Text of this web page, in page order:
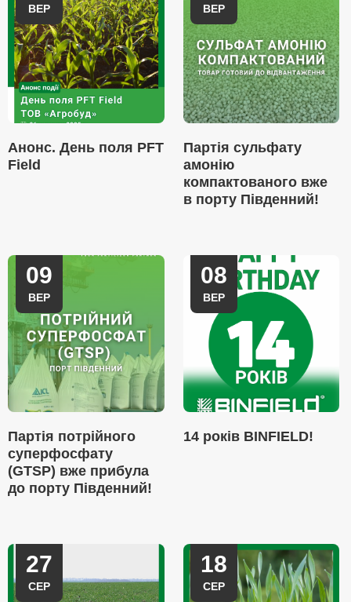
ВЕР
Анонс. День поля PFT
Field
ВЕР
Партія сульфату
амонію
компактованого вже
в порту Південний!
09
ВЕР
Партія потрійного
суперфосфату
(GTSP) вже прибула
до порту Південний!
08
ВЕР
14 років BINFIELD!
27
СЕР
18
СЕР